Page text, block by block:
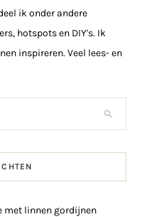
ik onder andere
hotspots en DIY's. Ik
inspireren. Veel lees- en
met linnen gordijnen